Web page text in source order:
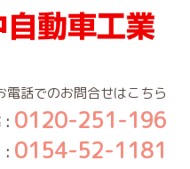
電話でのお問合せはこちら
0120-251-196
0154-52-1181